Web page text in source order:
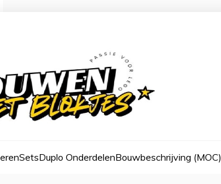
SetsDuplo OnderdelenBouwbeschrijving (MOC)